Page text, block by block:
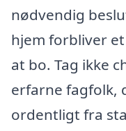
nødvendig
hjem forbliver
at bo. Tag ikke
erfarne fagfolk,
ordentligt fra